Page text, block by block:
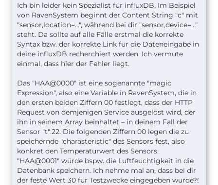
}
Ich bin leider kein Spezialist für influxDB. Im Beispiel
von RavenSystem beginnt der Content String "c" mit
"sensor,location=…", während bei dir "sensor,device=…"
steht. Da sollte auf alle Fälle erstmal die korrekte
Syntax bzw. der korrekte Link für die Dateneingabe in
deine influxDB recherchiert werden. Ich vermute
einmal, dass hier der Fehler liegt.
Das "HAA@0000" ist eine sogenannte "magic
Expression", also eine Variable in RavenSystem, die in
den ersten beiden Ziffern 00 festlegt, dass der HTTP
Request von demjenigen Service ausgelöst wird, der
ihn in seinem Array beinhaltet – in deinem Fall der
Sensor "t":22. Die folgenden Ziffern 00 legen die zu
speichernde "charasteristic" des Sensors fest, also
konkret den Temperaturwert des Sensors.
"HAA@0001" würde bspw. die Luftfeuchtigkeit in die
Datenbank speichern. Ich nehme mal an, dass bei dir
der feste Wert 30 für Testzwecke eingegeben wurde?!